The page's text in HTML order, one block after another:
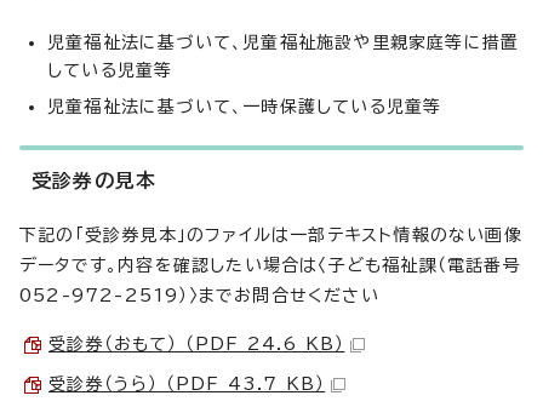
児童福祉法に基づいて、児童福祉施設や里親家庭等に措置
している児童等
児童福祉法に基づいて、一時保護している児童等
受診券の見本
下記の「受診券見本」のファイルは一部テキスト情報のない画像
データです。内容を確認したい場合は〈子ども福祉課（電話番号
052-972-2519）〉までお問合せください
受診券（おもて） （PDF 24.6 KB）
受診券（うら） （PDF 43.7 KB）